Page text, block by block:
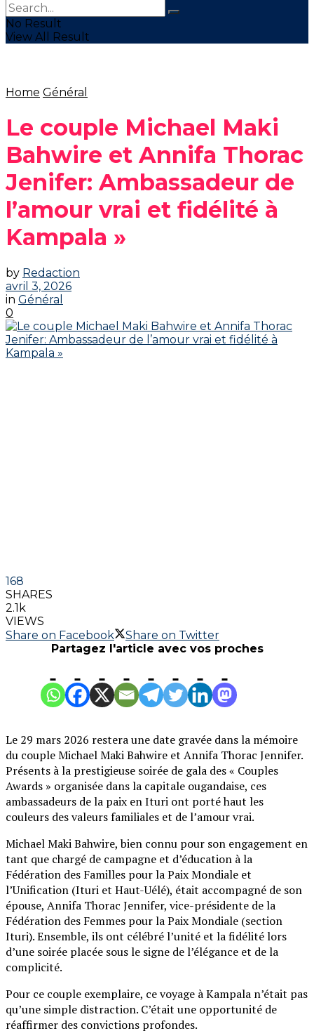
No Result
View All Result
Home Général
Le couple Michael Maki
Bahwire et Annifa Thorac
Jenifer: Ambassadeur de
l’amour vrai et fidélité à
Kampala »
by Redaction
avril 3, 2026
in Général
0
168
SHARES
2.1k
VIEWS
Share on Facebook
Share on Twitter
Partagez l'article avec vos proches
Le 29 mars 2026 restera une date gravée dans la mémoire
du couple Michael Maki Bahwire et Annifa Thorac Jennifer.
Présents à la prestigieuse soirée de gala des « Couples
Awards » organisée dans la capitale ougandaise, ces
ambassadeurs de la paix en Ituri ont porté haut les
couleurs des valeurs familiales et de l’amour vrai.
Michael Maki Bahwire, bien connu pour son engagement en
tant que chargé de campagne et d’éducation à la
Fédération des Familles pour la Paix Mondiale et
l’Unification (Ituri et Haut-Uélé), était accompagné de son
épouse, Annifa Thorac Jennifer, vice-présidente de la
Fédération des Femmes pour la Paix Mondiale (section
Ituri). Ensemble, ils ont célébré l’unité et la fidélité lors
d’une soirée placée sous le signe de l’élégance et de la
complicité.
Pour ce couple exemplaire, ce voyage à Kampala n’était pas
qu’une simple distraction. C’était une opportunité de
réaffirmer des convictions profondes.